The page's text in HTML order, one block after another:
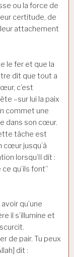
ou la force de
certitude, de
attachement
le fer et que la
dit que tout a
c’est
–sur lui la paix
commet une
dans son cœur.
tâche est
cœur jusqu’à
lorsqu’Il dit :
qu’ils font”
qu’une
il s’illumine et
de pair. Tu peux
dit :